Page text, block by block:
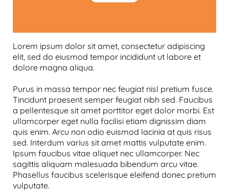
Lorem ipsum dolor sit amet, consectetur adipiscing
elit, sed do eiusmod tempor incididunt ut labore et
dolore magna aliqua.
Purus in massa tempor nec feugiat nisl pretium fusce.
Tincidunt praesent semper feugiat nibh sed. Faucibus
a pellentesque sit amet porttitor eget dolor morbi. Est
ullamcorper eget nulla facilisi etiam dignissim diam
quis enim. Arcu non odio euismod lacinia at quis risus
sed. Interdum varius sit amet mattis vulputate enim.
Ipsum faucibus vitae aliquet nec ullamcorper. Nec
sagittis aliquam malesuada bibendum arcu vitae.
Phasellus faucibus scelerisque eleifend donec pretium
vulputate.